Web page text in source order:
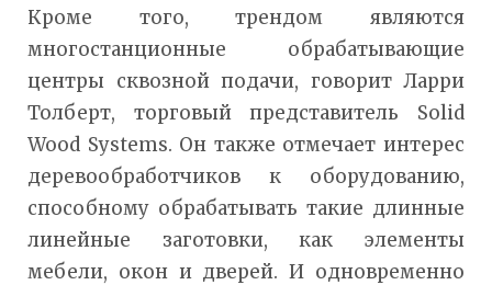
Кроме того, трендом являются
многостанционные обрабатывающие
центры сквозной подачи, говорит Ларри
Толберт, торговый представитель Solid
Wood Systems. Он также отмечает интерес
деревообработчиков к оборудованию,
способному обрабатывать такие длинные
линейные заготовки, как элементы
мебели, окон и дверей. И одновременно